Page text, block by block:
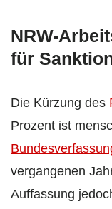
NRW-
für
Die Kürzung des
Prozent ist
vergangenen
Auffassung